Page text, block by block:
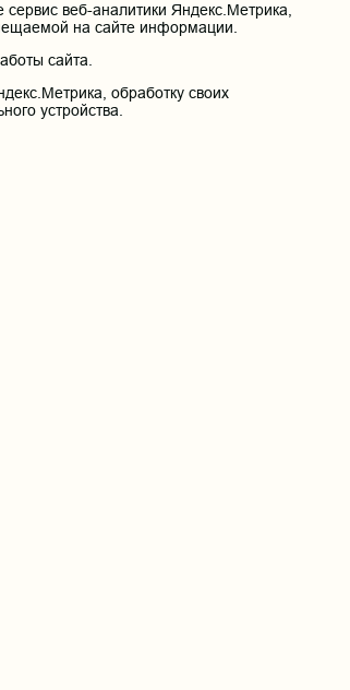
веб-аналитики Яндекс.Метрика,
на сайте информации.
сайта.
обработку своих
устройства.